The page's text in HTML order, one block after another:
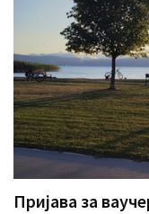
Пријава за